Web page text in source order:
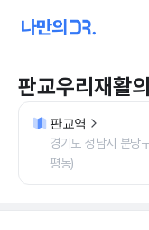
판교우리재활
판교역
경기도 성남시 분당
평동)